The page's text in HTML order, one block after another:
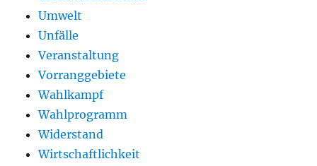
Umwelt
Unfälle
Veranstaltung
Vorranggebiete
Wahlkampf
Wahlprogramm
Widerstand
Wirtschaftlichkeit